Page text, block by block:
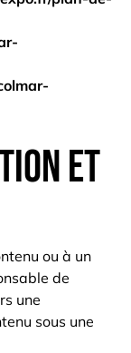
et
ou à un
de
une
sous une